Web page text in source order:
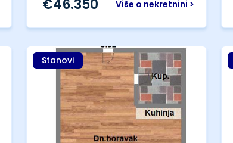
Više o nekretnini >
€46.350
Stanovi